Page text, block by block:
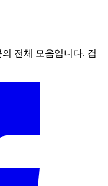
전체 모음입니다. 검